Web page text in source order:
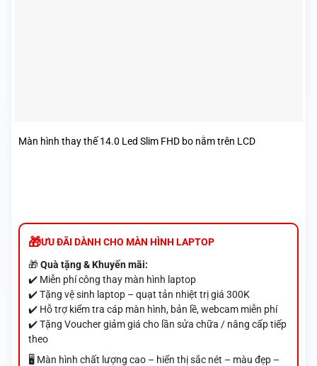
Màn hình thay thế 14.0 Led Slim FHD bo nằm trên LCD
ƯU ĐÃI DÀNH CHO MÀN HÌNH LAPTOP
🎁Quà tặng & Khuyến mãi:
✔️ Miễn phí công thay màn hình laptop
✔️ Tặng vệ sinh laptop – quạt tản nhiệt trị giá 300K
✔️ Hỗ trợ kiểm tra cáp màn hình, bản lề, webcam miễn phí
✔️ Tặng Voucher giảm giá cho lần sửa chữa / nâng cấp tiếp
theo
🖥️ Màn hình chất lượng cao – hiển thị sắc nét – màu đẹp –